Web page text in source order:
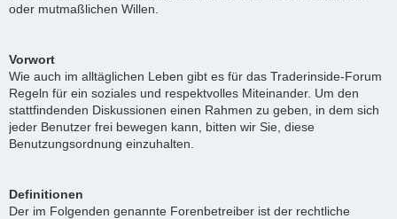
oder mutmaßlichen Willen.
Vorwort
Wie auch im alltäglichen Leben gibt es für das Traderinside-Forum
Regeln für ein soziales und respektvolles Miteinander. Um den
stattfindenden Diskussionen einen Rahmen zu geben, in dem sich
jeder Benutzer frei bewegen kann, bitten wir Sie, diese
Benutzungsordnung einzuhalten.
Definitionen
Der im Folgenden genannte Forenbetreiber ist der rechtliche